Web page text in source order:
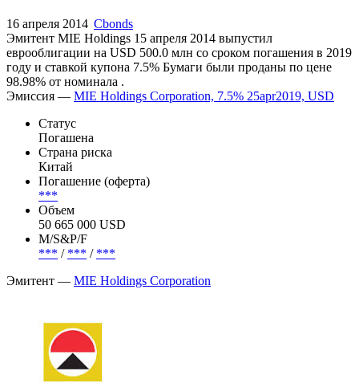
16 апреля 2014 Cbonds
Эмитент MIE Holdings 15 апреля 2014 выпустил
еврооблигации на USD 500.0 млн со сроком погашения в 2019
году и ставкой купона 7.5% Бумаги были проданы по цене
98.98% от номинала .
Эмиссия — MIE Holdings Corporation, 7.5% 25apr2019, USD
Статус
Погашена
Страна риска
Китай
Погашение (оферта)
***
Объем
50 665 000 USD
М/S&P/F
*** / *** / ***
Эмитент — MIE Holdings Corporation